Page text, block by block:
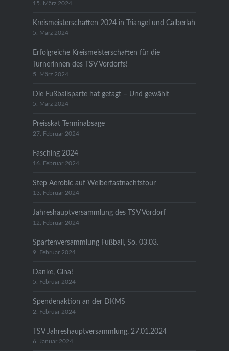
15. März 2024
Kreismeisterschaften 2024 in Triangel und Calberlah
5. März 2024
Erfolgreiche Kreismeisterschaften für die
Turnerinnen des TSV Vordorfs!
5. März 2024
Die Fußballsparte hat getagt – Und gewählt
5. März 2024
Preisskat Terminabsage
27. Februar 2024
Fasching 2024
16. Februar 2024
Step Aerobic auf Weiberfastnachtstour
13. Februar 2024
Jahreshauptversammlung des TSV Vordorf
12. Februar 2024
Spartenversammlung Fußball, So. 03.03.
9. Februar 2024
Danke, Gina!
5. Februar 2024
Spendenaktion an der DKMS
2. Februar 2024
TSV Jahreshauptversammlung, 27.01.2024
6. Januar 2024